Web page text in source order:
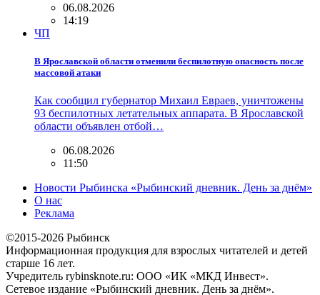
06.08.2026
14:19
ЧП
В Ярославской области отменили беспилотную опасность после
массовой атаки
Как сообщил губернатор Михаил Евраев, уничтожены
93 беспилотных летательных аппарата. В Ярославской
области объявлен отбой…
06.08.2026
11:50
Новости Рыбинска «Рыбинский дневник. День за днём»
О нас
Реклама
©2015-2026 Рыбинск
Информационная продукция для взрослых читателей и детей
старше 16 лет.
Учредитель rybinsknote.ru: ООО «ИК «МКД Инвест».
Сетевое издание «Рыбинский дневник. День за днём».